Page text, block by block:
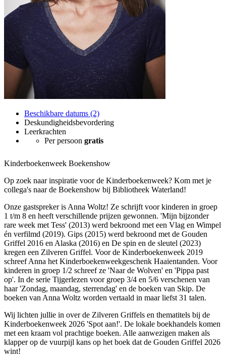
Beschikbare datums (2)
Deskundigheidsbevordering
Leerkrachten
Per persoon gratis
Kinderboekenweek Boekenshow
Op zoek naar inspiratie voor de Kinderboekenweek? Kom met je
collega's naar de Boekenshow bij Bibliotheek Waterland!
Onze gastspreker is Anna Woltz! Ze schrijft voor kinderen in groep
1 t/m 8 en heeft verschillende prijzen gewonnen. 'Mijn bijzonder
rare week met Tess' (2013) werd bekroond met een Vlag en Wimpel
én verfilmd (2019). Gips (2015) werd bekroond met de Gouden
Griffel 2016 en Alaska (2016) en De spin en de sleutel (2023)
kregen een Zilveren Griffel. Voor de Kinderboekenweek 2019
schreef Anna het Kinderboekenweekgeschenk Haaientanden. Voor
kinderen in groep 1/2 schreef ze 'Naar de Wolven' en 'Pippa past
op'. In de serie Tijgerlezen voor groep 3/4 en 5/6 verschenen van
haar 'Zondag, maandag, sterrendag' en de boeken van Skip. De
boeken van Anna Woltz worden vertaald in maar liefst 31 talen.
Wij lichten jullie in over de Zilveren Griffels en thematitels bij de
Kinderboekenweek 2026 'Spot aan!'. De lokale boekhandels komen
met een kraam vol prachtige boeken. Alle aanwezigen maken als
klapper op de vuurpijl kans op het boek dat de Gouden Griffel 2026
wint!